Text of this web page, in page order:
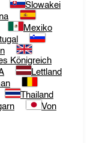
Slowakei
Mexiko
Königreich
Lettland
Thailand
Von